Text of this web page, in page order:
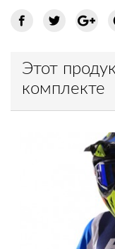
Этот
комплекте